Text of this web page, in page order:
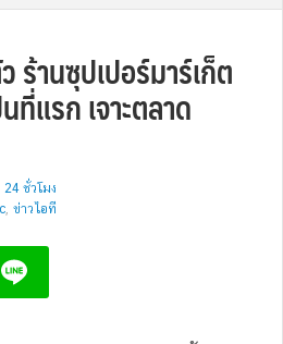
ร้านซุปเปอร์มาร์เก็ต
ที่แรก เจาะตลาด
24 ชั่วโมง
, ข่าวไอที